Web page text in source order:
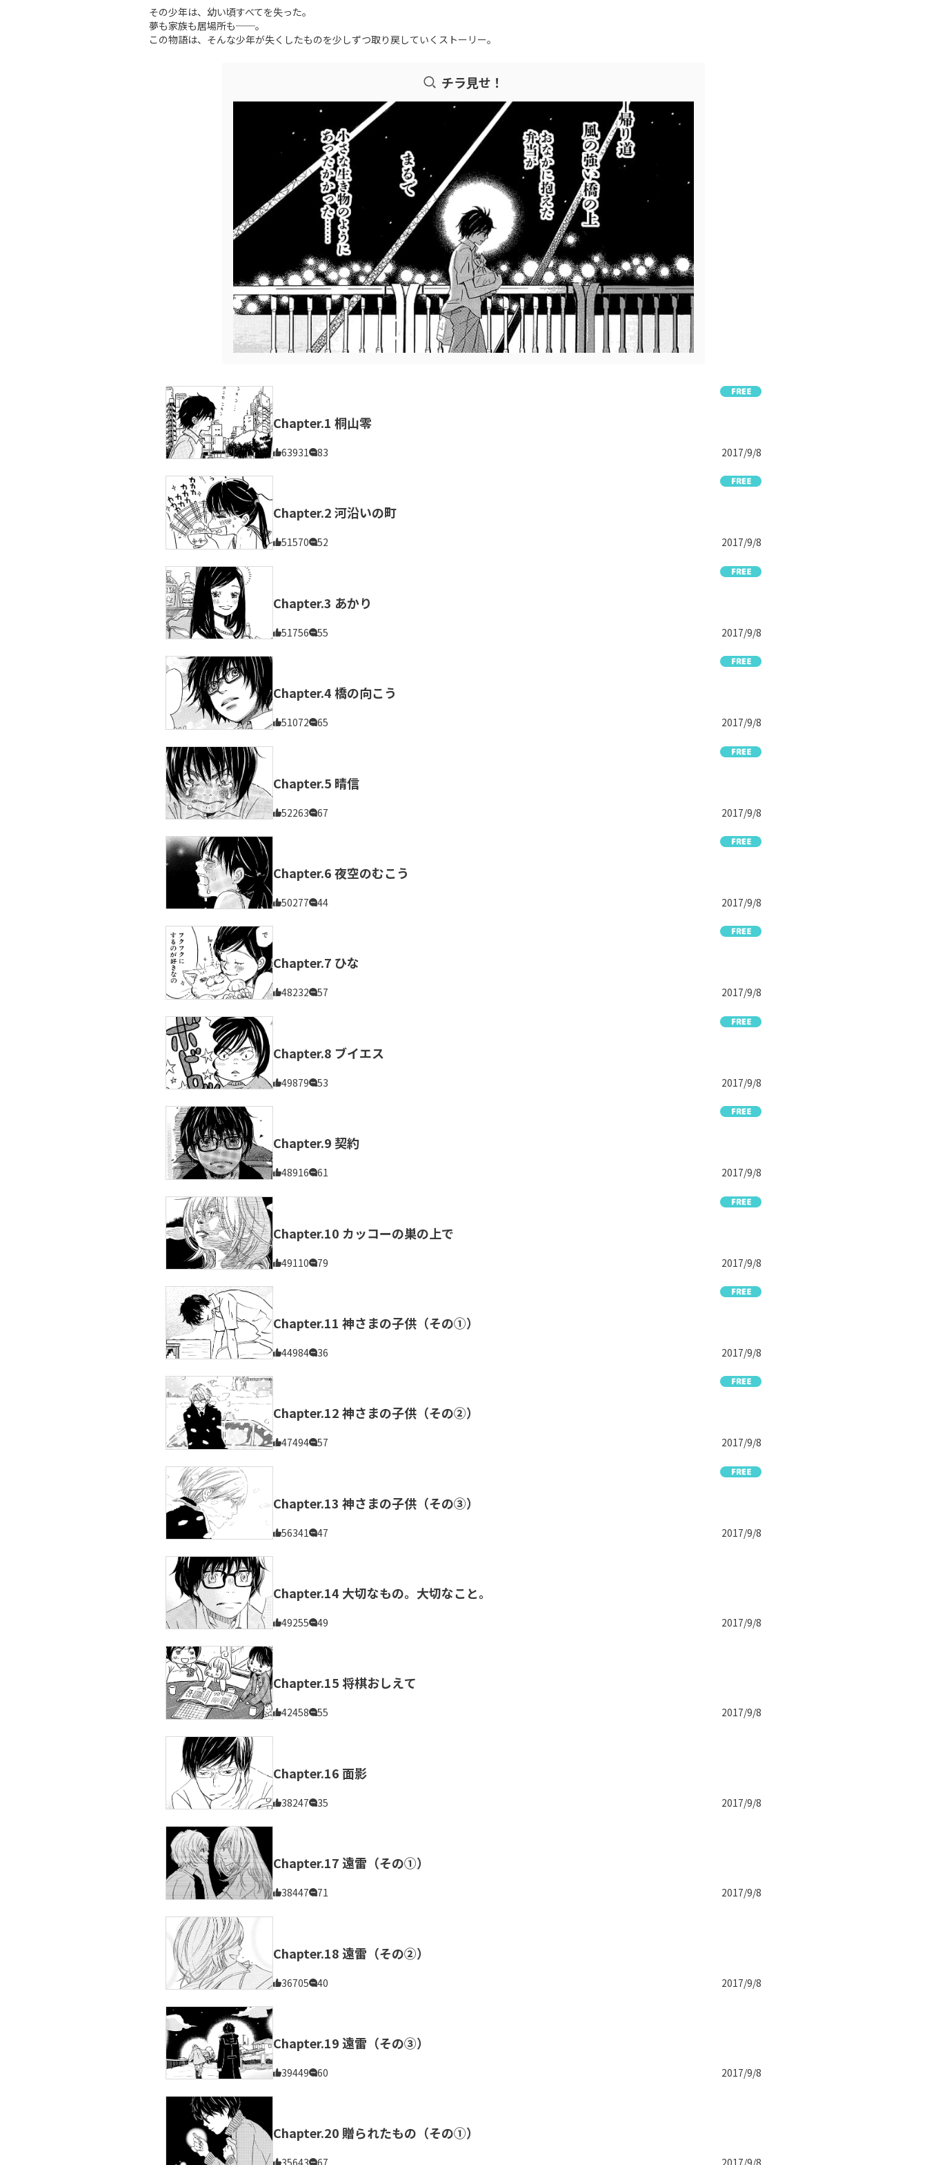
その少年は、幼い頃すべてを失った。
夢も家族も居場所も──。
この物語は、そんな少年が失くしたものを少しずつ取り戻していくストーリー。
チラ見せ！
Chapter.1 桐山零
63931 83 2017/9/8
Chapter.2 河沿いの町
51570 52 2017/9/8
Chapter.3 あかり
51756 55 2017/9/8
Chapter.4 橋の向こう
51072 65 2017/9/8
Chapter.5 晴信
52263 67 2017/9/8
Chapter.6 夜空のむこう
50277 44 2017/9/8
Chapter.7 ひな
48232 57 2017/9/8
Chapter.8 ブイエス
49879 53 2017/9/8
Chapter.9 契約
48916 61 2017/9/8
Chapter.10 カッコーの巣の上で
49110 79 2017/9/8
Chapter.11 神さまの子供（その①）
44984 36 2017/9/8
Chapter.12 神さまの子供（その②）
47494 57 2017/9/8
Chapter.13 神さまの子供（その③）
56341 47 2017/9/8
Chapter.14 大切なもの。大切なこと。
49255 49 2017/9/8
Chapter.15 将棋おしえて
42458 55 2017/9/8
Chapter.16 面影
38247 35 2017/9/8
Chapter.17 遠雷（その①）
38447 71 2017/9/8
Chapter.18 遠雷（その②）
36705 40 2017/9/8
Chapter.19 遠雷（その③）
39449 60 2017/9/8
Chapter.20 贈られたもの（その①）